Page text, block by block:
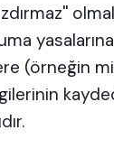
(örneğin